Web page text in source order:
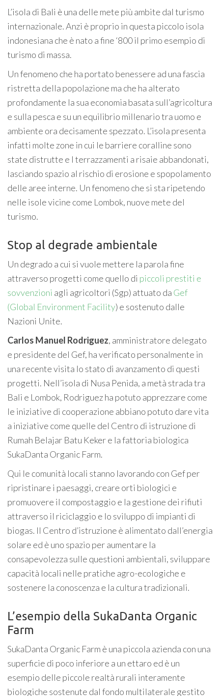
L’isola di Bali è una delle mete più ambite dal turismo
internazionale. Anzi è proprio in questa piccolo isola
indonesiana che è nato a fine ‘800 il primo esempio di
turismo di massa.
Un fenomeno che ha portato benessere ad una fascia
ristretta della popolazione ma che ha alterato
profondamente la sua economia basata sull’agricoltura
e sulla pesca e su un equilibrio millenario tra uomo e
ambiente ora decisamente spezzato. L’isola presenta
infatti molte zone in cui le barriere coralline sono
state distrutte e I terrazzamenti a risaie abbandonati,
lasciando spazio al rischio di erosione e spopolamento
delle aree interne. Un fenomeno che si sta ripetendo
nelle isole vicine come Lombok, nuove mete del
turismo.
Stop al degrade ambientale
Un degrado a cui si vuole mettere la parola fine
attraverso progetti come quello di piccoli prestiti e
sovvenzioni agli agricoltori (Sgp) attuato da Gef
(Global Environment Facility) e sostenuto dalle
Nazioni Unite.
Carlos Manuel Rodriguez, amministratore delegato
e presidente del Gef, ha verificato personalmente in
una recente visita lo stato di avanzamento di questi
progetti. Nell’isola di Nusa Penida, a metà strada tra
Bali e Lombok, Rodriguez ha potuto apprezzare come
le iniziative di cooperazione abbiano potuto dare vita
a iniziative come quelle del Centro di istruzione di
Rumah Belajar Batu Keker e la fattoria biologica
SukaDanta Organic Farm.
Qui le comunità locali stanno lavorando con Gef per
ripristinare i paesaggi, creare orti biologici e
promuovere il compostaggio e la gestione dei rifiuti
attraverso il riciclaggio e lo sviluppo di impianti di
biogas. Il Centro d’istruzione è alimentato dall’energia
solare ed è uno spazio per aumentare la
consapevolezza sulle questioni ambientali, sviluppare
capacità locali nelle pratiche agro-ecologiche e
sostenere la conoscenza e la cultura tradizionali.
L’esempio della SukaDanta Organic
Farm
SukaDanta Organic Farm è una piccola azienda con una
superficie di poco inferiore a un ettaro ed è un
esempio delle piccole realtà rurali interamente
biologiche sostenute dal fondo multilaterale gestito